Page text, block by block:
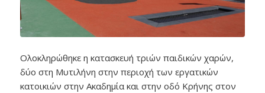
Ολοκληρώθηκε η κατασκευή τριών παιδικών χαρών,
δύο στη Μυτιλήνη στην περιοχή των εργατικών
κατοικιών στην Ακαδημία και στην οδό Κρήνης στον